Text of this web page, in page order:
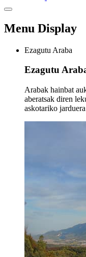
Menu Display
Ezagutu Araba
Ezagutu
Arabak hainbat
aberatsak diren
askotariko